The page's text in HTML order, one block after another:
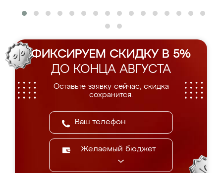
ФИКСИРУЕМ СКИДКУ В 5%
ДО КОНЦА АВГУСТА
Оставьте заявку сейчас, скидка
сохранится.
Желаемый бюджет